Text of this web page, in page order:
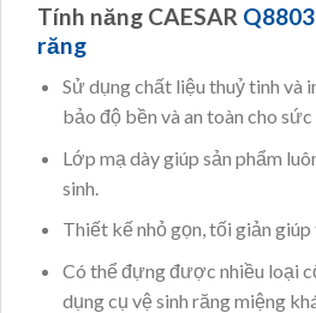
Tính năng CAESAR Q8803
răng
Sử dụng chất liệu thuỷ tinh và
bảo độ bền và an toàn cho sức
Lớp mạ dày giúp sản phẩm
sinh.
Thiết kế nhỏ gọn, tối giản
Có thể đựng được nhiều loại
dụng cụ vệ sinh răng miệng